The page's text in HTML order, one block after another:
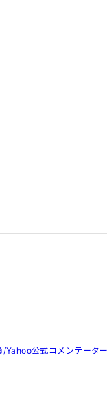
Yahoo公式コメンテータ